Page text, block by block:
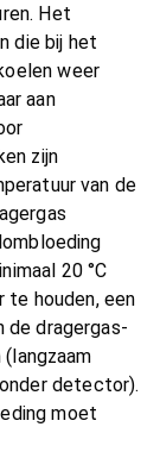
Het
die bij het
weer
aan
zijn
van de
20 °C
te houden, een
de dragergas-
detector).
moet